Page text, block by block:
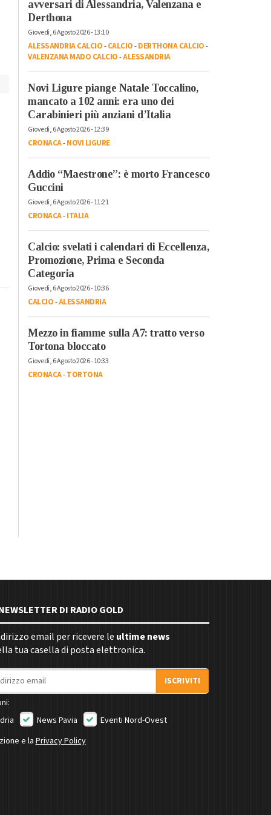
il settore giovanile:
tornano Melchiori e
Castagnone
arrivate a 40 gradi
avversari di Alessandria, Valenzana e
Derthona
Giovedì, 6 Agosto 2026 - 13:10
ALESSANDRIA CALCIO-CALCIO-DERTHONA CALCIO-
VALENZANA MADO CALCIO-ALESSANDRIA
Novi Ligure piange Natale Toccalino,
mancato a 102 anni: era uno dei
Carabinieri più anziani d’Italia
Giovedì, 6 Agosto 2026 - 12:39
CRONACA-NOVI LIGURE
Addio “Maestrone”: è morto Francesco
Guccini
Giovedì, 6 Agosto 2026 - 11:21
CRONACA-ITALIA
Calcio: svelati i calendari di Eccellenza,
Promozione, Prima e Seconda
Categoria
Giovedì, 6 Agosto 2026 - 10:36
CALCIO-ALESSANDRIA
Mezzo in fiamme sulla A7: tratto verso
Tortona bloccato
Giovedì, 6 Agosto 2026 - 10:33
CRONACA-TORTONA
DI RADIO GOLD
email per ricevere le ultime news
tua casella di posta elettronica.
ISCRIVITI
News Pavia
Eventi Nord-Ovest
e laPrivacy Policy